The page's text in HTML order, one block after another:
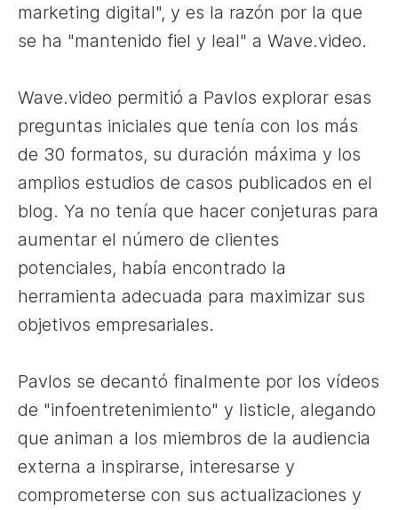
marketing digital", y es la razón por la que
se ha "mantenido fiel y leal" a Wave.video.
Wave.video permitió a Pavlos explorar esas
preguntas iniciales que tenía con los más
de 30 formatos, su duración máxima y los
amplios estudios de casos publicados en el
blog. Ya no tenía que hacer conjeturas para
aumentar el número de clientes
potenciales, había encontrado la
herramienta adecuada para maximizar sus
objetivos empresariales.
Pavlos se decantó finalmente por los vídeos
de "infoentretenimiento" y listicle, alegando
que animan a los miembros de la audiencia
externa a inspirarse, interesarse y
comprometerse con sus actualizaciones y